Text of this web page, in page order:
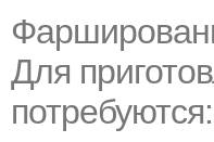
Для
потребуются: